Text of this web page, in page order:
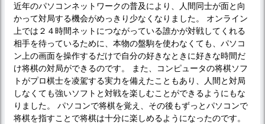
近年のパソコンネットワークの普及により、人間同士が面と向
かって対局する機会がめっきり少なくなりました。 オンライン
上では２４時間ネットにつながっている誰かが対戦してくれる
相手を待っているために、本物の盤駒を使わなくても、パソコ
ン上の画面を操作するだけで自分の好きなときに好きな時間だ
け将棋の対局ができるのです。 また、コンピュータの将棋ソフ
トがプロ棋士を凌駕する実力を備えたこともあり、人間と対局
しなくても強いソフトと対戦を楽しむことができるようにもな
りました。 パソコンで将棋を覚え、その後もずっとパソコンで
将棋を指すことで将棋は十分に楽しめるようになったのです。